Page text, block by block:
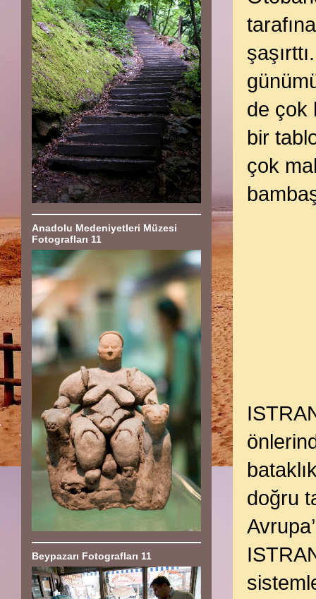
de çok
bir
çok
doğru
Anadolu Medeniyetleri Müzesi
Fotografları 11
Beypazarı Fotografları 11